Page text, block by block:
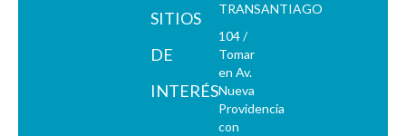
SITIOS
DE
INTERÉS
TRANSANTIAGO
104 /
Tomar
en Av.
Nueva
Providencia
con